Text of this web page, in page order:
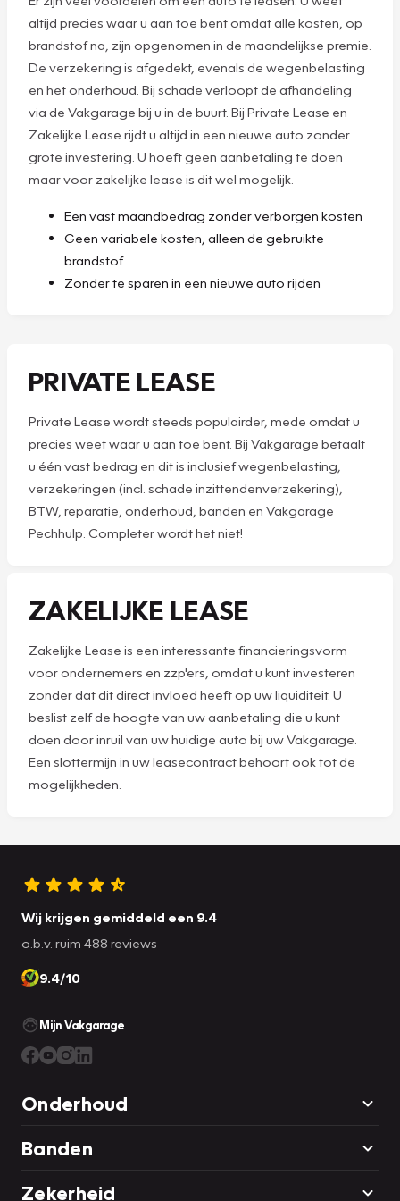
altijd precies waar u aan toe bent omdat alle kosten, op
brandstof na, zijn opgenomen in de maandelijkse premie.
De verzekering is afgedekt, evenals de wegenbelasting
en het onderhoud. Bij schade verloopt de afhandeling
via de Vakgarage bij u in de buurt. Bij Private Lease en
Zakelijke Lease rijdt u altijd in een nieuwe auto zonder
grote investering. U hoeft geen aanbetaling te doen
maar voor zakelijke lease is dit wel mogelijk.
Een vast maandbedrag zonder verborgen kosten
Geen variabele kosten, alleen de gebruikte
brandstof
Zonder te sparen in een nieuwe auto rijden
PRIVATE LEASE
Private Lease wordt steeds populairder, mede omdat u
precies weet waar u aan toe bent. Bij Vakgarage betaalt
u één vast bedrag en dit is inclusief wegenbelasting,
verzekeringen (incl. schade inzittendenverzekering),
BTW, reparatie, onderhoud, banden en Vakgarage
Pechhulp. Completer wordt het niet!
ZAKELIJKE LEASE
Zakelijke Lease is een interessante financieringsvorm
voor ondernemers en zzp'ers, omdat u kunt investeren
zonder dat dit direct invloed heeft op uw liquiditeit. U
beslist zelf de hoogte van uw aanbetaling die u kunt
doen door inruil van uw huidige auto bij uw Vakgarage.
Een slottermijn in uw leasecontract behoort ook tot de
mogelijkheden.
Wij krijgen gemiddeld een 9.4
o.b.v. ruim 488 reviews
9.4/10
Mijn Vakgarage
Onderhoud
Banden
Zekerheid